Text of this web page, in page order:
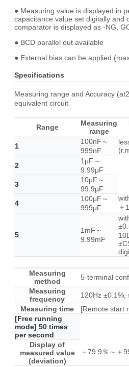
● Measuring value is displayed in
capacitance value set digitally and
comparator is displayed as -NG,
● BCD parallel out available
● External bias can be applied
Specifications
Measuring range and Accuracy
equivalent circuit
Range
Measuring
range
1
100nF～
999nF
2
1μF～
9.99μF
3
10μF～
99.9μF
4
100μF～
999μF
＋
5
1mF～
9.99mF
Measuring
method
5-terminal
Measuring
frequency
120Hz ±0.1%,
Measuring time
[Remote start
[Free running
mode] 50 times
per second
Display of
measured value
(deviation)
－79.9％～＋